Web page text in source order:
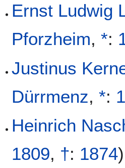
Ernst Ludwig
Pforzheim,*:
Justinus
Dürrmenz,*:
Heinrich
1809, †: 1874)